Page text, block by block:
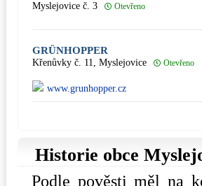
Myslejovice č. 3 Otevřeno
GRÜNHOPPER
Křenůvky č. 11, Myslejovice Otevřeno
www.grunhopper.cz
Historie obce
Podle pověsti měl na